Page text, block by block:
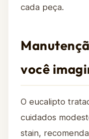
cada peça.
você
O eucalipto
cuidados
stain,